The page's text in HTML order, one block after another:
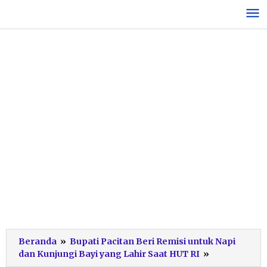
konten
Beranda » Bupati Pacitan Beri Remisi untuk Napi
dan Kunjungi Bayi yang Lahir Saat HUT RI »